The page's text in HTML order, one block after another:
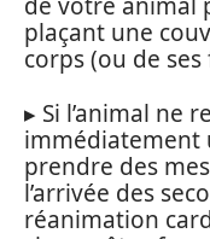
de votre animal
plaçant une
corps (ou de ses
▸ Si l’animal ne
immédiatement
prendre des
l’arrivée des
réanimation